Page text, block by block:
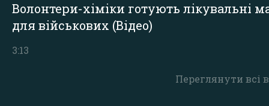
Переглянути всі
Волонтери-хіміки готують лікувальні
для військових (Відео)
3:13